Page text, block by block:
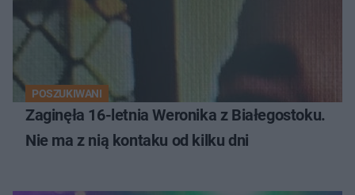
POSZUKIWANI
Zaginęła 16-letnia Weronika z Białegostoku.
Nie ma z nią kontaku od kilku dni